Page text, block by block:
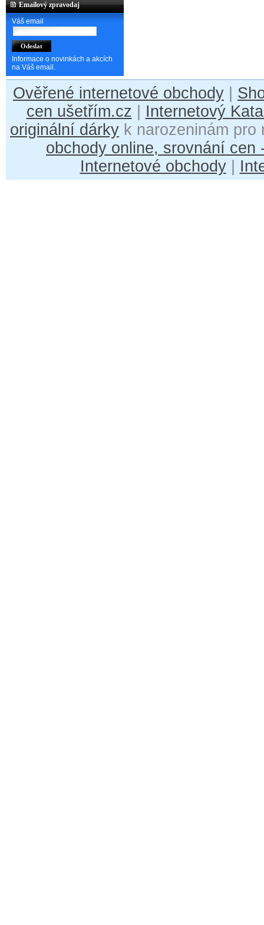
Emailový zpravodaj
Váš email
Informace o novinkách a akcích
na Váš email.
Ověřené internetové obchody
cen ušetřím.cz
Internetový
originální dárky k narozeninám
obchody online, srovnání cen
Internetové obchody|